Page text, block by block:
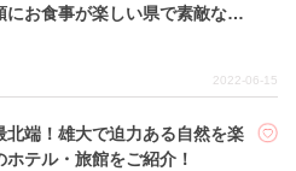
にお食事が楽しい県で素敵な旅
2022-06-15
北端！雄大で迫力ある自然を楽
ホテル・旅館をご紹介！